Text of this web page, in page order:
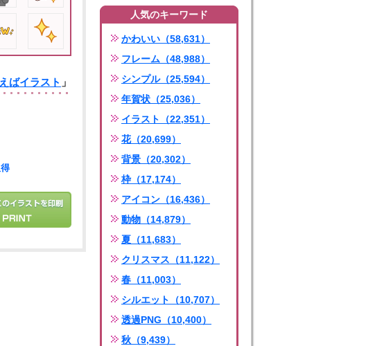
ばイラスト 」
人気のキーワード
かわいい（58,631）
フレーム（48,988）
シンプル（25,594）
年賀状（25,036）
イラスト（22,351）
花（20,699）
背景（20,302）
枠（17,174）
アイコン（16,436）
動物（14,879）
夏（11,683）
クリスマス（11,122）
春（11,003）
シルエット（10,707）
透過PNG（10,400）
秋（9,439）